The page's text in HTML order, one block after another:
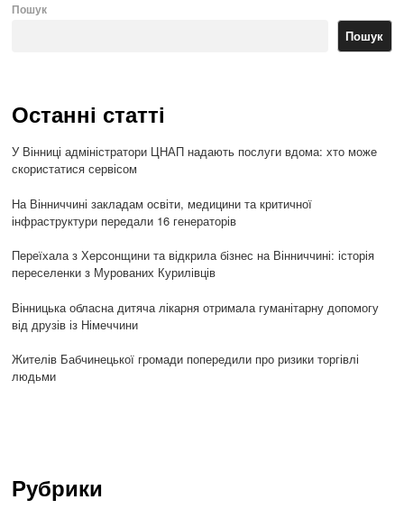
Пошук
Пошук
Останні статті
У Вінниці адміністратори ЦНАП надають послуги вдома: хто може
скористатися сервісом
На Вінниччині закладам освіти, медицини та критичної
інфраструктури передали 16 генераторів
Переїхала з Херсонщини та відкрила бізнес на Вінниччині: історія
переселенки з Мурованих Курилівців
Вінницька обласна дитяча лікарня отримала гуманітарну допомогу
від друзів із Німеччини
Жителів Бабчинецької громади попередили про ризики торгівлі
людьми
Рубрики